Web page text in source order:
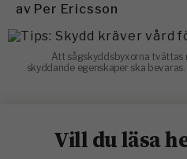
av Per Ericsson
Att sågskyddsbyxorna
skyddande egenskaper ska
Vill du läsa